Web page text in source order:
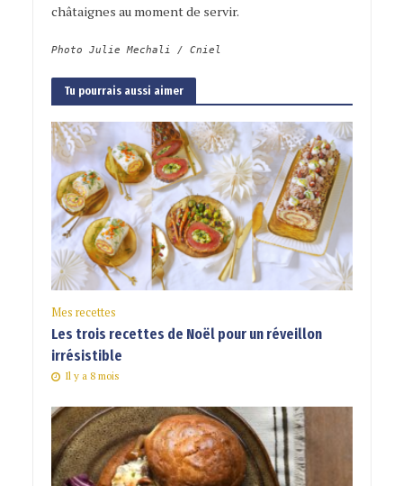
châtaignes au moment de servir.
Photo Julie Mechali / Cniel
Tu pourrais aussi aimer
Mes recettes
Les trois recettes de Noël pour un réveillon
irrésistible
Il y a 8 mois